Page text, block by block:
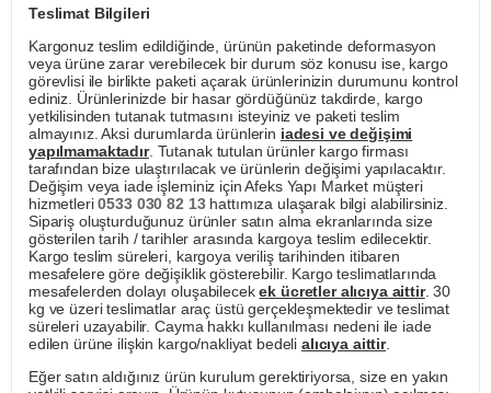
Teslimat Bilgileri
Kargonuz teslim edildiğinde, ürünün paketinde deformasyon
veya ürüne zarar verebilecek bir durum söz konusu ise, kargo
görevlisi ile birlikte paketi açarak ürünlerinizin durumunu kontrol
ediniz. Ürünlerinizde bir hasar gördüğünüz takdirde, kargo
yetkilisinden tutanak tutmasını isteyiniz ve paketi teslim
almayınız. Aksi durumlarda ürünlerin iadesi ve değişimi
yapılmamaktadır. Tutanak tutulan ürünler kargo firması
tarafından bize ulaştırılacak ve ürünlerin değişimi yapılacaktır.
Değişim veya iade işleminiz için Afeks Yapı Market müşteri
hizmetleri0533 030 82 13hattımıza ulaşarak bilgi alabilirsiniz.
Sipariş oluşturduğunuz ürünler satın alma ekranlarında size
gösterilen tarih / tarihler arasında kargoya teslim edilecektir.
Kargo teslim süreleri, kargoya veriliş tarihinden itibaren
mesafelere göre değişiklik gösterebilir. Kargo teslimatlarında
mesafelerden dolayı oluşabilecekek ücretler alıcıya aittir. 30
kg ve üzeri teslimatlar araç üstü gerçekleşmektedir ve teslimat
süreleri uzayabilir. Cayma hakkı kullanılması nedeni ile iade
edilen ürüne ilişkin kargo/nakliyat bedeli alıcıya aittir.
Eğer satın aldığınız ürün kurulum gerektiriyorsa, size en yakın